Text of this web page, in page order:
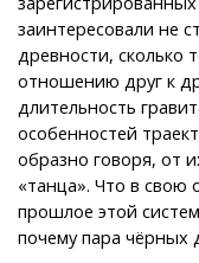
заинтересовали не
древности, сколько
отношению друг к
длительность
особенностей
образно говоря, от
«танца». Что в свою
прошлое этой
почему пара чёрных